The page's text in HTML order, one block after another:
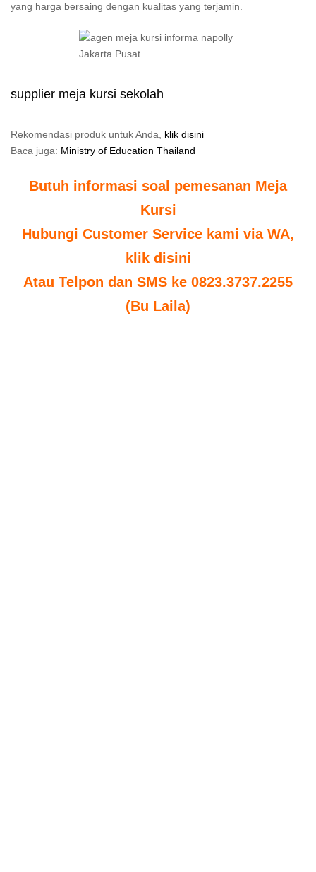
yang harga bersaing dengan kualitas yang terjamin.
supplier meja kursi sekolah
Rekomendasi produk untuk Anda, klik disini
Baca juga: Ministry of Education Thailand
Butuh informasi soal pemesanan Meja
Kursi
Hubungi Customer Service kami via WA,
klik disini
Atau Telpon dan SMS ke 0823.3737.2255
(Bu Laila)